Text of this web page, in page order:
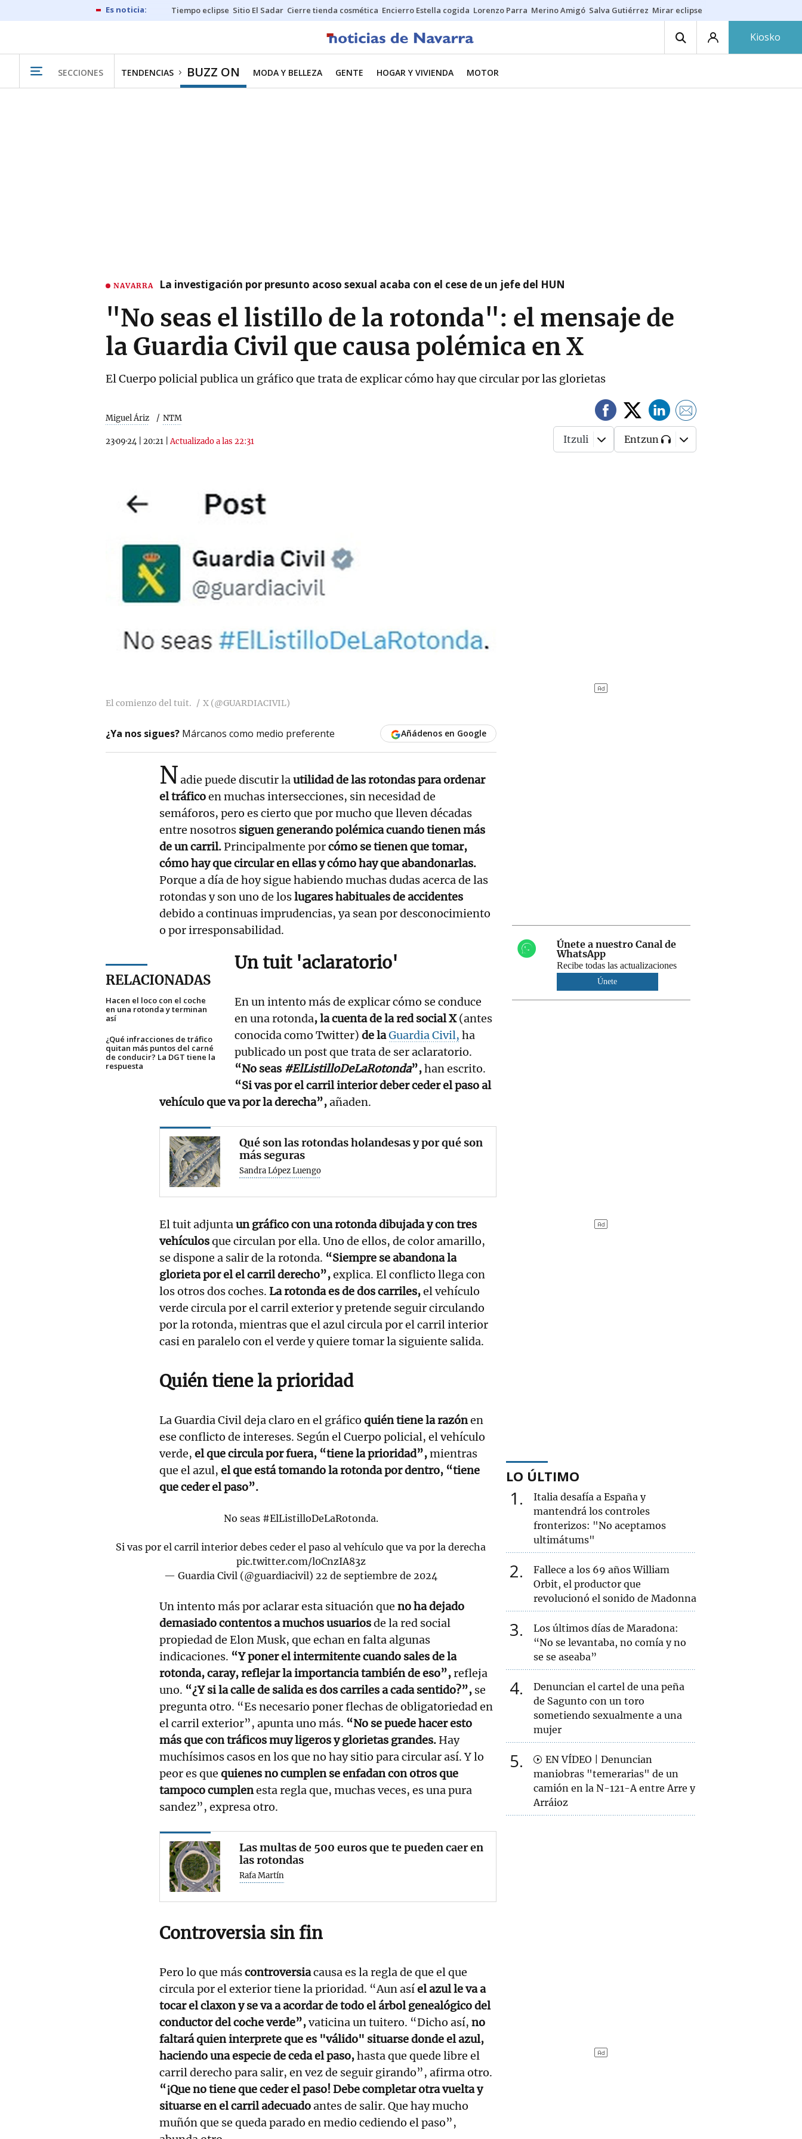
Tiempo eclipse Sitio El Sadar Cierre tienda cosmética Encierro Estella cogida Lorenzo Parra Merino Amigó Salva Gutiérrez Mirar eclipse
Kiosko
SECCIONES TENDENCIAS BUZZ ON MODA Y BELLEZA GENTE HOGAR Y VIVIENDA MOTOR
NAVARRA La investigación por presunto acoso sexual acaba con el cese de un jefe del HUN
"No seas el listillo de la rotonda": el mensaje de
la Guardia Civil que causa polémica en X
El Cuerpo policial publica un gráfico que trata de explicar cómo hay que circular por las glorietas
Miguel Áriz NTM
23·09·24 20:21 |Actualizado a las 22:31 Itzuli Entzun
El comienzo del tuit. X (@GUARDIACIVIL)
¿Ya nos sigues? Márcanos como medio preferente Añádenos en Google
Nadie puede discutir lautilidad de las rotondas para ordenar
el tráficoen muchas intersecciones, sin necesidad de
semáforos, pero es cierto que por mucho que lleven décadas
entre nosotros siguen generando polémica cuando tienen más
de un carril.Principalmente porcómo se tienen que tomar,
cómo hay que circular en ellas y cómo hay que abandonarlas.
Porque a día de hoy sigue habiendo muchas dudas acerca de las
rotondas y son uno de loslugares habituales de accidentes
debido a continuas imprudencias, ya sean por desconocimiento
o por irresponsabilidad.
RELACIONADAS
Hacen el loco con el coche
en una rotonda y terminan
así
¿Qué infracciones de tráfico
quitan más puntos del carné
de conducir? La DGT tiene la
respuesta
Un tuit 'aclaratorio'
En un intento más de explicar cómo se conduce
en una rotonda, la cuenta de la red social X(antes
conocida como Twitter)de laGuardia Civil, ha
publicado un post que trata de ser aclaratorio.
“No seas #ElListilloDeLaRotonda”,han escrito.
“Si vas por el carril interior deber ceder el paso al
vehículo que va por la derecha”,añaden.
Qué son las rotondas holandesas y por qué son
más seguras
Sandra López Luengo
El tuit adjuntaun gráfico con una rotonda dibujada y con tres
vehículosque circulan por ella. Uno de ellos, de color amarillo,
se dispone a salir de la rotonda. “Siempre se abandona la
glorieta por el el carril derecho”,explica. El conflicto llega con
los otros dos coches. La rotonda es de dos carriles,el vehículo
verde circula por el carril exterior y pretende seguir circulando
por la rotonda, mientras que el azul circula por el carril interior
casi en paralelo con el verde y quiere tomar la siguiente salida.
Quién tiene la prioridad
La Guardia Civil deja claro en el gráfico quién tiene la razónen
ese conflicto de intereses. Según el Cuerpo policial, el vehículo
verde, el que circula por fuera, “tiene la prioridad”,mientras
que el azul, el que está tomando la rotonda por dentro, “tiene
que ceder el paso”.
No seas #ElListilloDeLaRotonda.
Si vas por el carril interior debes ceder el paso al vehículo que va por la derecha
pic.twitter.com/l0CnzIA83z
— Guardia Civil (@guardiacivil) 22 de septiembre de 2024
Un intento más por aclarar esta situación que no ha dejado
demasiado contentos a muchos usuariosde la red social
propiedad de Elon Musk, que echan en falta algunas
indicaciones. “Y poner el intermitente cuando sales de la
rotonda, caray, reflejar la importancia también de eso”,refleja
uno. “¿Y si la calle de salida es dos carriles a cada sentido?”, se
pregunta otro. “Es necesario poner flechas de obligatoriedad en
el carril exterior”, apunta uno más. “No se puede hacer esto
más que con tráficos muy ligeros y glorietas grandes. Hay
muchísimos casos en los que no hay sitio para circular así. Y lo
peor es que quienes no cumplen se enfadan con otros que
tampoco cumplenesta regla que, muchas veces, es una pura
sandez”, expresa otro.
Las multas de 500 euros que te pueden caer en
las rotondas
Rafa Martín
Controversia sin fin
Pero lo que máscontroversiacausa es la regla de que el que
circula por el exterior tiene la prioridad. “Aun asíel azul le va a
tocar el claxon y se va a acordar de todo el árbol genealógico del
conductor del coche verde”,vaticina un tuitero. “Dicho así, no
faltará quien interprete que es "válido" situarse donde el azul,
haciendo una especie de ceda el paso,hasta que quede libre el
carril derecho para salir, en vez de seguir girando”, afirma otro.
“¡Que no tiene que ceder el paso! Debe completar otra vuelta y
situarse en el carril adecuadoantes de salir. Que hay mucho
muñón que se queda parado en medio cediendo el paso”,
Únete a nuestro Canal de
WhatsApp
Recibe todas las actualizaciones
Únete
LO ÚLTIMO
1
Italia desafía a España y
mantendrá los controles
fronterizos: "No aceptamos
ultimátums"
2
Fallece a los 69 años William
Orbit, el productor que
revolucionó el sonido de Madonna
3
Los últimos días de Maradona:
“No se levantaba, no comía y no
se se aseaba”
4
Denuncian el cartel de una peña
de Sagunto con un toro
sometiendo sexualmente a una
mujer
5
EN VÍDEO | Denuncian
maniobras "temerarias" de un
camión en la N-121-A entre Arre y
Arráioz